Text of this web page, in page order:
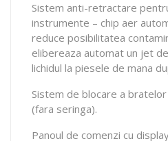
Sistem anti-retractare
instrumente – chip aer
reduce posibilitatea
elibereaza automat un jet
lichidul la piesele de mana
Sistem de blocare a
(fara seringa).
Panoul de comenzi cu